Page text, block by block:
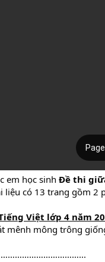
em học sinh Đề thi
liệu có 13 trang gồm
Việt lớp 4 năm
mênh mông trông